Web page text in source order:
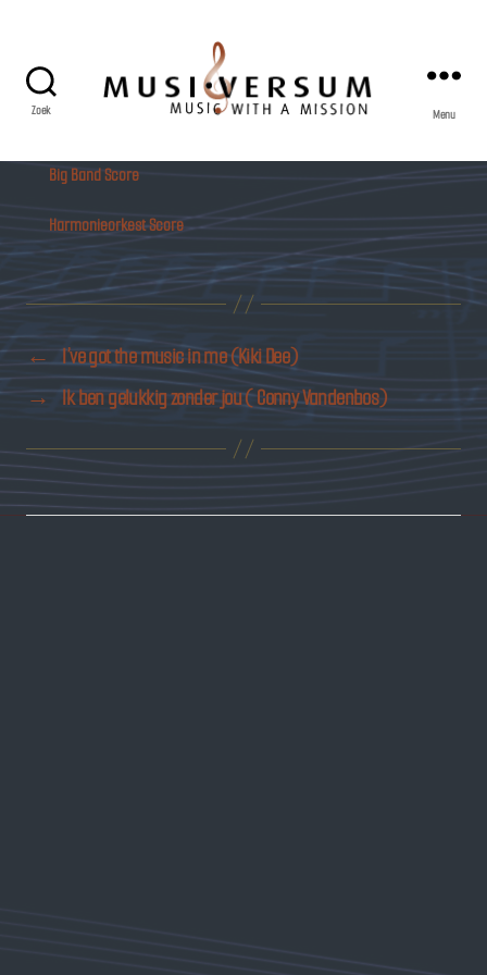
Zoek Menu
Big Band Score
Harmonieorkest Score
← I’ve got the music in me (Kiki Dee)
→ Ik ben gelukkig zonder jou ( Conny Vandenbos)